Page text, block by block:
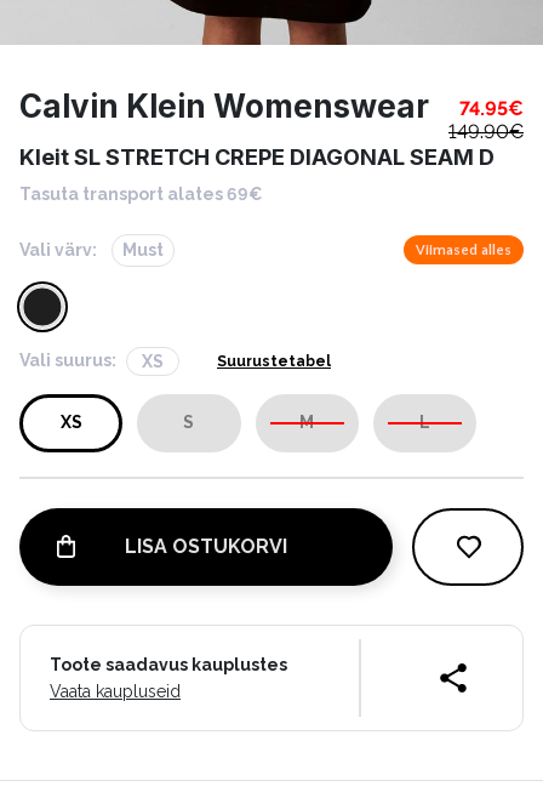
Calvin Klein Womenswear 74.95€
149.90€
Kleit SL STRETCH CREPE DIAGONAL SEAM D
Tasuta transport alates 69€
Vali värv: Must Viimased alles
Vali suurus: XS Suurustetabel
XS S M L
LISA OSTUKORVI
Toote saadavus kauplustes
Vaata kaupluseid